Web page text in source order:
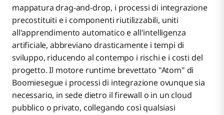
mappatura drag-and-drop, i processi di integrazione
precostituiti e i componenti riutilizzabili, uniti
all'apprendimento automatico e all'intelligenza
artificiale, abbreviano drasticamente i tempi di
sviluppo, riducendo al contempo i rischi e i costi del
progetto. Il motore runtime brevettato "Atom" di
Boomiesegue i processi di integrazione ovunque sia
necessario, in sede dietro il firewall o in un cloud
pubblico o privato, collegando così qualsiasi